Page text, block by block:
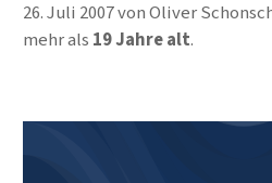
26. Juli 2007vonOliver
mehr als 19 Jahre alt.